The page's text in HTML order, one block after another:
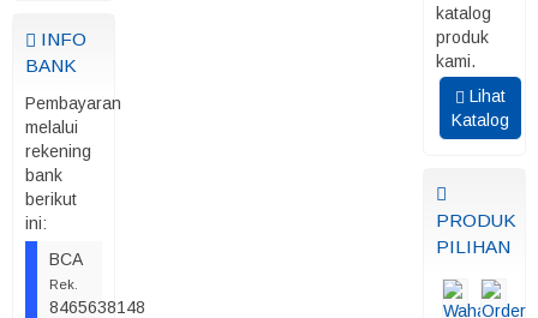
INFO
BANK
Pembayaran
melalui
rekening
bank
berikut
ini:
BCA
Rek.
8465638148
katalog
produk
kami.
Lihat
Katalog
PRODUK
PILIHAN